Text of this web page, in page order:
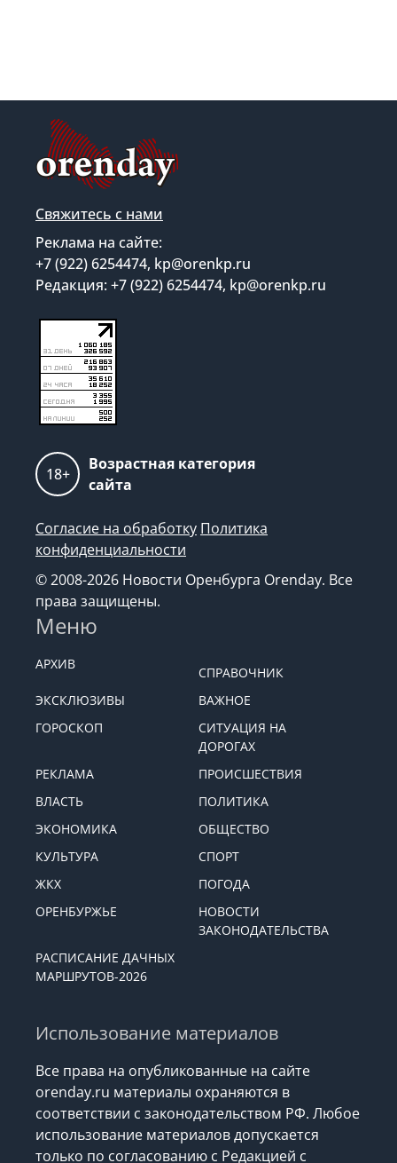
Свяжитесь с нами
Реклама на сайте:
+7 (922) 6254474, kp@orenkp.ru
Редакция: +7 (922) 6254474, kp@orenkp.ru
18+
Возрастная категория
сайта
Согласие на обработку Политика
конфиденциальности
© 2008-2026 Новости Оренбурга Orenday. Все
права защищены.
Меню
АРХИВ
СПРАВОЧНИК
ЭКСКЛЮЗИВЫ
ВАЖНОЕ
ГОРОСКОП
СИТУАЦИЯ НА
ДОРОГАХ
РЕКЛАМА
ПРОИСШЕСТВИЯ
ВЛАСТЬ
ПОЛИТИКА
ЭКОНОМИКА
ОБЩЕСТВО
КУЛЬТУРА
СПОРТ
ЖКХ
ПОГОДА
ОРЕНБУРЖЬЕ
НОВОСТИ
ЗАКОНОДАТЕЛЬСТВА
РАСПИСАНИЕ ДАЧНЫХ
МАРШРУТОВ-2026
Использование материалов
Все права на опубликованные на сайте
orenday.ru материалы охраняются в
соответствии с законодательством РФ. Любое
использование материалов допускается
только по согласованию с Редакцией с